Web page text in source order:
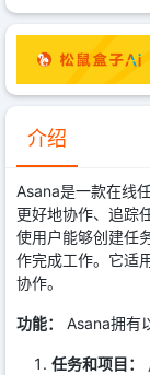
介绍
Asana是一款在线
更好地协作、追踪
使用户能够创建任
作完成工作。它适
协作。
功能： Asana拥有
任务和项目：